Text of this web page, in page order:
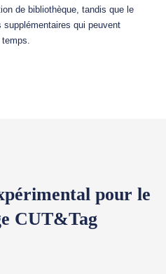
de bibliothèque, tandis que le
qui peuvent
pour le
CUT&Tag